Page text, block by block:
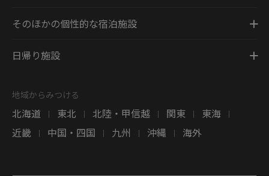
そのほかの個性的な宿泊施設
日帰り施設
地域からみつける
北海道 | 東北 | 北陸・甲信越 | 関東 | 東海 |
近畿 | 中国・四国 | 九州 | 沖縄 | 海外